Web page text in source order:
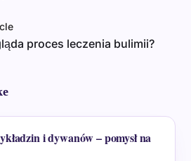
proces leczenia bulimii?
i dywanów – pomysł na